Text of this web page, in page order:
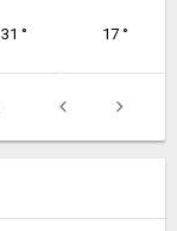
31 ° 17 °